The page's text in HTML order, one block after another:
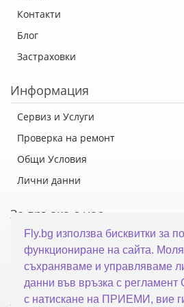
Fly.bg използва бисквитки за
функциониране на сайта.
съхраняваме и управляваме
данни във връзка с
с натискане на ПРИЕМИ, вие
Контакти
Блог
Застраховки
Информация
Сервиз и Услуги
Проверка на ремонт
Общи Условия
Лични данни
За връзка с нас
Флай Систем ООД
гр. Варна, ул. Каймакчалан 10А
тел: 052 321 321
office@fly.bg